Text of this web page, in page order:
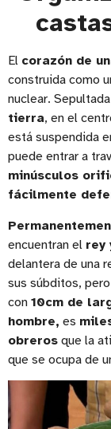
El corazón de
construida como
nuclear. Sepultada
tierra, en el
está suspendida
puede entrar a
minúsculos
fácilmente
encuentran el rey
delantera de una
sus súbditos,
con 10cm de
hombre, es
obreros que la
que se ocupa de